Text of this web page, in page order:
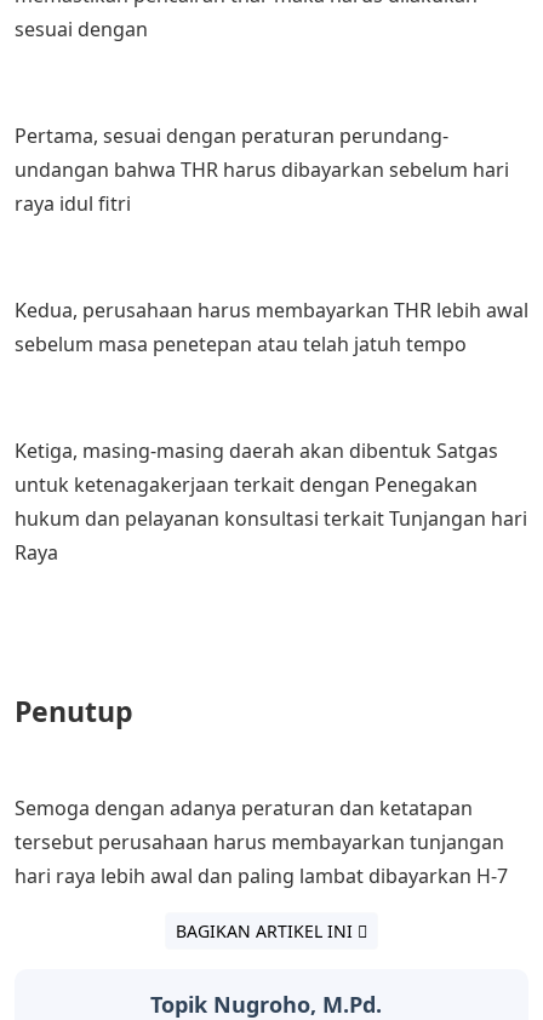
sesuai dengan
Pertama, sesuai dengan peraturan perundang-
undangan bahwa THR harus dibayarkan sebelum hari
raya idul fitri
Kedua, perusahaan harus membayarkan THR lebih awal
sebelum masa penetepan atau telah jatuh tempo
Ketiga, masing-masing daerah akan dibentuk Satgas
untuk ketenagakerjaan terkait dengan Penegakan
hukum dan pelayanan konsultasi terkait Tunjangan hari
Raya
Penutup
Semoga dengan adanya peraturan dan ketatapan
tersebut perusahaan harus membayarkan tunjangan
hari raya lebih awal dan paling lambat dibayarkan H-7
BAGIKAN ARTIKEL INI
Topik Nugroho, M.Pd.